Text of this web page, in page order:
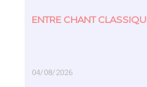
ENTRE CHANT
04/08/2026